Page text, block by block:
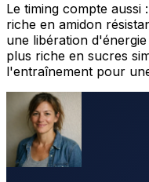
Le timing compte
riche en amidon
une libération
plus riche en sucres
l'entraînement pour